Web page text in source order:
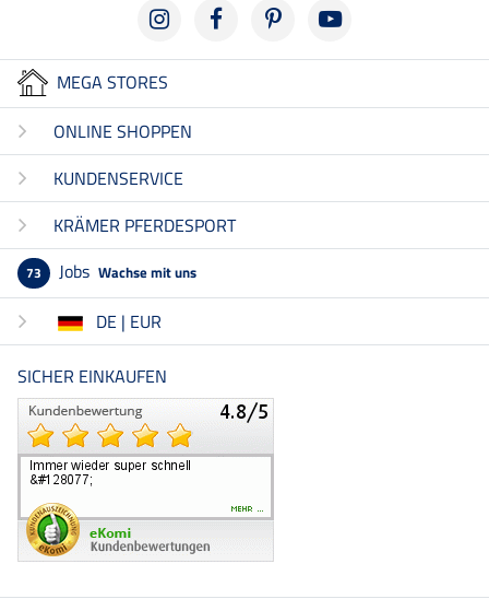
MEGA STORES
ONLINE SHOPPEN
KUNDENSERVICE
KRÄMER PFERDESPORT
73 Jobs Wachse mit uns
DE | EUR
SICHER EINKAUFEN